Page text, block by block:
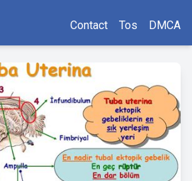
Contact Tos DMCA